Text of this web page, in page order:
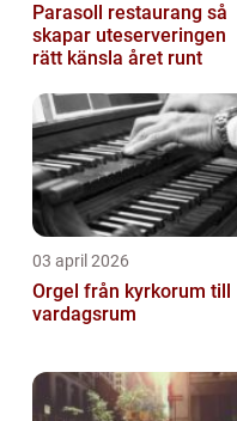
Parasoll restaurang så
skapar uteserveringen
rätt känsla året runt
03 april 2026
Orgel från kyrkorum till
vardagsrum